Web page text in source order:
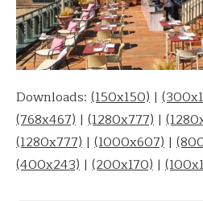
Downloads: (150x150) |
(768x467) | (1280x777) |
(1280x777) | (1000x607) |
(400x243) | (200x170) |